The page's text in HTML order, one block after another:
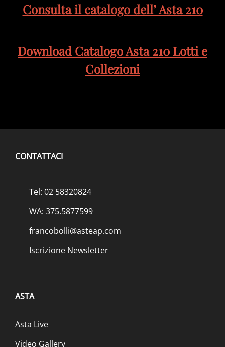
Consulta il catalogo dell’ Asta 210
Download Catalogo Asta 210 Lotti e
Collezioni
CONTATTACI
Tel: 02 58320824
WA: 375.5877599
francobolli@asteap.com
Iscrizione Newsletter
ASTA
Asta Live
Video Gallery